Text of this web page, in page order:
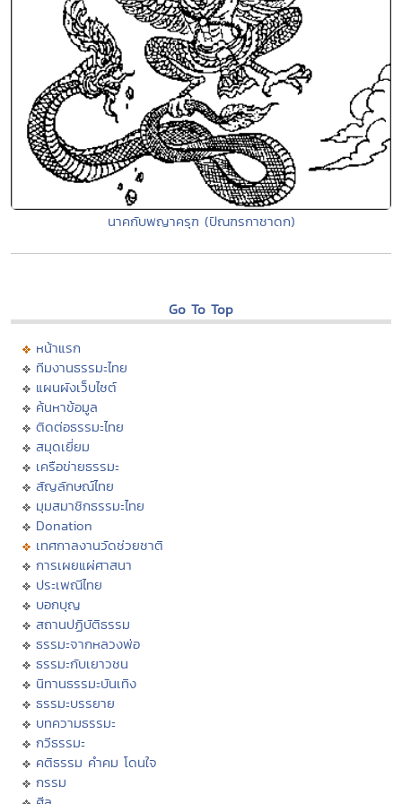
นาคกับพญาครุฑ (ปัณฑรกาชาดก)
Go To Top
หน้าแรก
ทีมงานธรรมะไทย
แผนผังเว็บไซต์
ค้นหาข้อมูล
ติดต่อธรรมะไทย
สมุดเยี่ยม
เครือข่ายธรรมะ
สัญลักษณ์ไทย
มุมสมาชิกธรรมะไทย
Donation
เทศกาลงานวัดช่วยชาติ
การเผยแผ่ศาสนา
ประเพณีไทย
บอกบุญ
สถานปฏิบัติธรรม
ธรรมะจากหลวงพ่อ
ธรรมะกับเยาวชน
นิทานธรรมะบันเทิง
ธรรมะบรรยาย
บทความธรรมะ
กวีธรรมะ
คติธรรม คำคม โดนใจ
กรรม